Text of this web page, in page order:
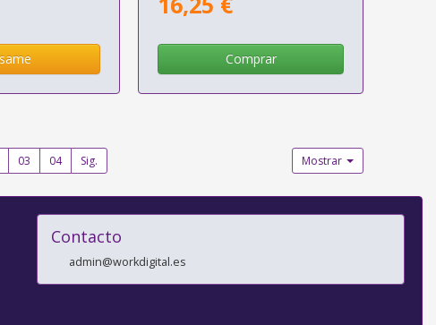
Medidor
Comprar
03 04 Sig. Mostrar
Contacto
admin@workdigital.es